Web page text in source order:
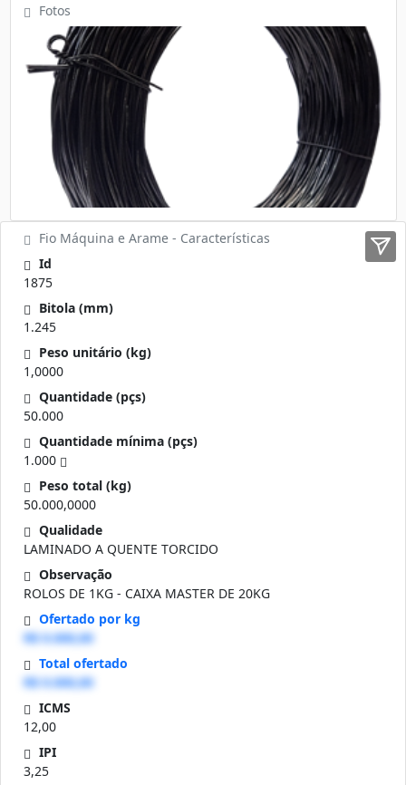
Fotos
Fio Máquina e Arame - Características
Id
1875
Bitola (mm)
1.245
Peso unitário (kg)
1,0000
Quantidade (pçs)
50.000
Quantidade mínima (pçs)
1.000
Peso total (kg)
50.000,0000
Qualidade
LAMINADO A QUENTE TORCIDO
Observação
ROLOS DE 1KG - CAIXA MASTER DE 20KG
Ofertado por kg
R$ 0.000,00
Total ofertado
R$ 0.000,00
ICMS
12,00
IPI
3,25